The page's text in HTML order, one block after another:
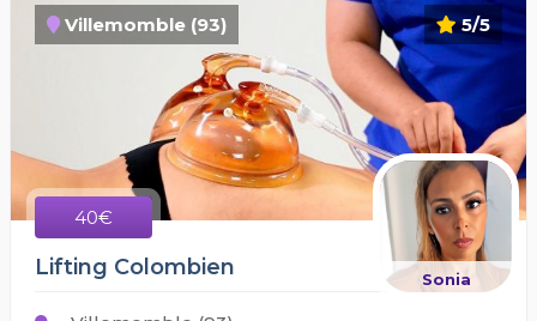
5/5
Villemomble (93)
40€
Sonia
Lifting Colombien